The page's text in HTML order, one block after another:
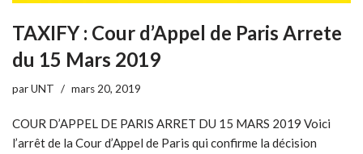
TAXIFY : Cour d’Appel de Paris Arrete
du 15 Mars 2019
parUNT mars 20, 2019
COUR D’APPEL DE PARIS ARRET DU 15 MARS 2019 Voici
l’arrêt de la Cour d’Appel de Paris qui confirme la décision